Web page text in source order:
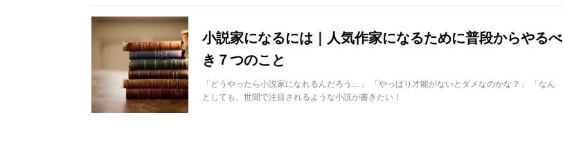
小説家になるには｜人気作家になるために普段からやるべ
き７つのこと
「どうやったら小説家になれるんだろう…」 「やっぱり才能がないとダメなのかな？」 「なん
としても、世間で注目されるような小説が書きたい！